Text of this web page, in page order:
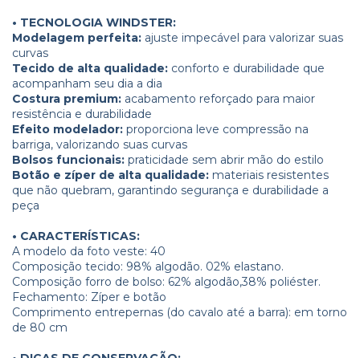
• TECNOLOGIA WINDSTER:
Modelagem perfeita: ajuste impecável para valorizar suas
curvas
Tecido de alta qualidade: conforto e durabilidade que
acompanham seu dia a dia
Costura premium: acabamento reforçado para maior
resistência e durabilidade
Efeito modelador: proporciona leve compressão na
barriga, valorizando suas curvas
Bolsos funcionais: praticidade sem abrir mão do estilo
Botão e zíper de alta qualidade: materiais resistentes
que não quebram, garantindo segurança e durabilidade a
peça
• CARACTERÍSTICAS:
A modelo da foto veste: 40
Composição tecido: 98% algodão. 02% elastano.
Composição forro de bolso: 62% algodão,38% poliéster.
Fechamento: Zíper e botão
Comprimento entrepernas (do cavalo até a barra): em torno
de 80 cm